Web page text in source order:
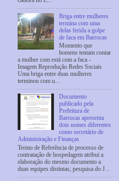
Briga entre mulheres
termina com uma
delas ferida a golpe
de faca em Barrocas
Momento que
homens tentam contar
a mulher com está com a faca -
Imagem Reprodução Redes Sociais
Uma briga entre duas mulheres
terminou com u...
Documento
publicado pela
Prefeitura de
Barrocas apresenta
dois nomes diferentes
como secretário de
Administração e Finanças
Termo de Referência de processo de
contratação de hospedagem atribui a
elaboração do mesmo documento a
duas equipes distintas; pesquisa do J...